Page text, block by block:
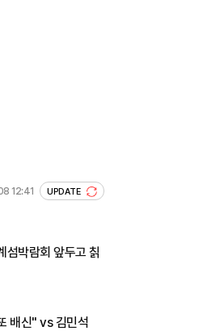
12:41 UPDATE
섬박람회 앞두고 칡
배신" vs 김민석